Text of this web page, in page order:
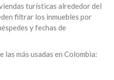
turísticas alrededor del
filtrar los inmuebles por
y fechas de
las más usadas en Colombia: